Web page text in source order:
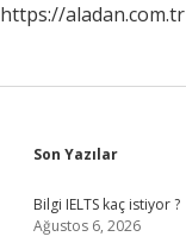
https://aladan.com.tr
Sidebar
Son Yazılar
Bilgi IELTS kaç istiyor ?
Ağustos 6, 2026